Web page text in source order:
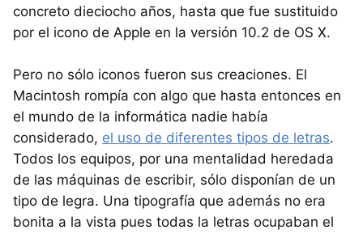
concreto dieciocho años, hasta que fue sustituido
por el icono de Apple en la versión 10.2 de OS X.
Pero no sólo iconos fueron sus creaciones. El
Macintosh rompía con algo que hasta entonces en
el mundo de la informática nadie había
considerado, el uso de diferentes tipos de letras.
Todos los equipos, por una mentalidad heredada
de las máquinas de escribir, sólo disponían de un
tipo de legra. Una tipografía que además no era
bonita a la vista pues todas la letras ocupaban el